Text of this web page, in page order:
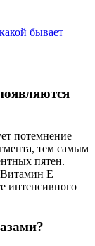
бывает
потемнение
тем самым
пятен.
Е
интенсивного